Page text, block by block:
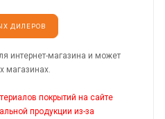
ДИЛЕРОВ
интернет-магазина и может
магазинах.
покрытий на сайте
продукции из-за